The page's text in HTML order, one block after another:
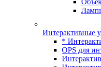
Интерактивные
*
OPS для